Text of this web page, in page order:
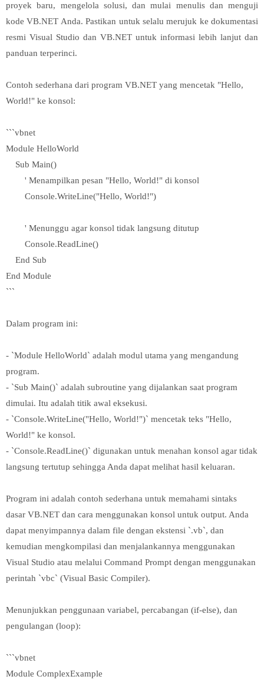
proyek baru, mengelola solusi, dan mulai menulis dan menguji
kode VB.NET Anda. Pastikan untuk selalu merujuk ke dokumentasi
resmi Visual Studio dan VB.NET untuk informasi lebih lanjut dan
panduan terperinci.
Contoh sederhana dari program VB.NET yang mencetak "Hello,
World!" ke konsol:
```vbnet
Module HelloWorld
Sub Main()
' Menampilkan pesan "Hello, World!" di konsol
Console.WriteLine("Hello, World!")
' Menunggu agar konsol tidak langsung ditutup
Console.ReadLine()
End Sub
End Module
```
Dalam program ini:
- `Module HelloWorld` adalah modul utama yang mengandung
program.
- `Sub Main()` adalah subroutine yang dijalankan saat program
dimulai. Itu adalah titik awal eksekusi.
- `Console.WriteLine("Hello, World!")` mencetak teks "Hello,
World!" ke konsol.
- `Console.ReadLine()` digunakan untuk menahan konsol agar tidak
langsung tertutup sehingga Anda dapat melihat hasil keluaran.
Program ini adalah contoh sederhana untuk memahami sintaks
dasar VB.NET dan cara menggunakan konsol untuk output. Anda
dapat menyimpannya dalam file dengan ekstensi `.vb`, dan
kemudian mengkompilasi dan menjalankannya menggunakan
Visual Studio atau melalui Command Prompt dengan menggunakan
perintah `vbc` (Visual Basic Compiler).
Menunjukkan penggunaan variabel, percabangan (if-else), dan
pengulangan (loop):
```vbnet
Module ComplexExample